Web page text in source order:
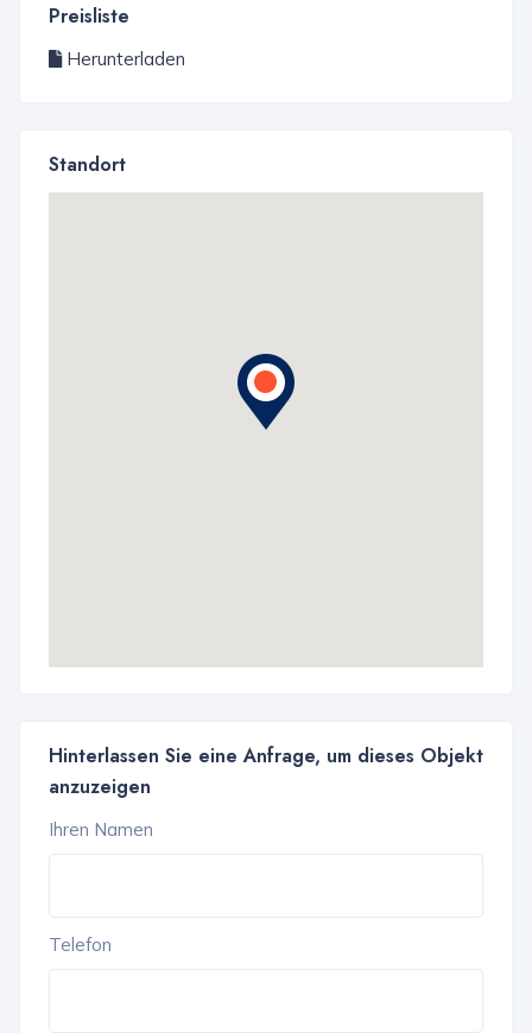
Preisliste
Herunterladen
Standort
Hinterlassen Sie eine Anfrage, um dieses Objekt
anzuzeigen
Ihren Namen
Telefon